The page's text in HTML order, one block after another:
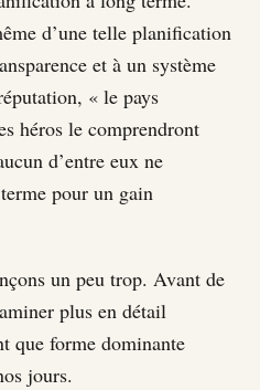
d’une telle planification
et à un système
« le pays
héros le comprendront
d’entre eux ne
pour un gain
un peu trop. Avant de
plus en détail
que forme dominante
jours.